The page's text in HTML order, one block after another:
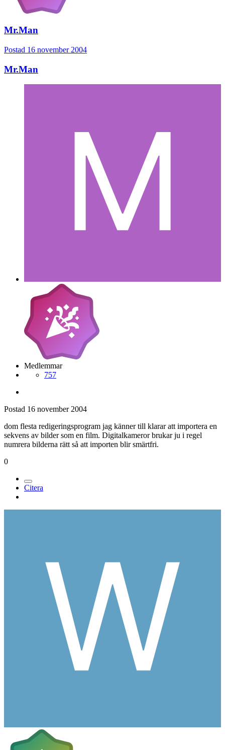
Mr.Man
Postad 16 november 2004
Mr.Man
Medlemmar
757
Postad 16 november 2004
dom flesta redigeringsprogram jag känner till klarar att importera en
sekvens av bilder som en film. Digitalkameror brukar ju i regel
numrera bilderna rätt så att importen blir smärtfri.
0
Citera